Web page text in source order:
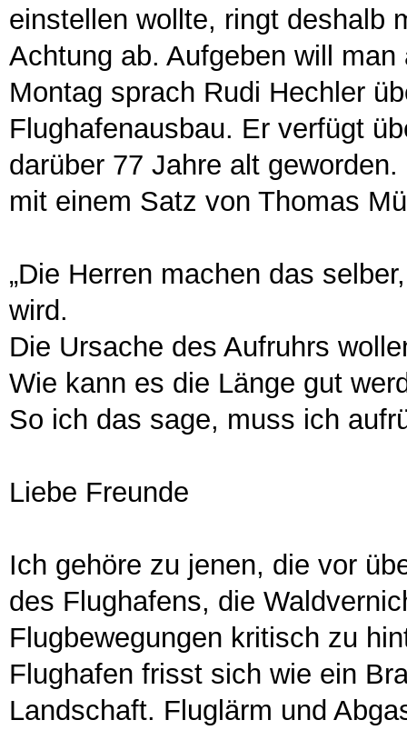
einstellen wollte, ringt deshalb
Achtung ab. Aufgeben will
Montag sprach Rudi Hechler
Flughafenausbau. Er verfügt
darüber 77 Jahre alt
mit einem Satz von Thomas
„Die Herren machen das
wird.
Die Ursache des Aufruhrs
Wie kann es die Länge gut
So ich das sage, muss ich
Liebe Freunde
Ich gehöre zu jenen, die vor
des Flughafens, die
Flugbewegungen kritisch zu
Flughafen frisst sich wie ein
Landschaft. Fluglärm und